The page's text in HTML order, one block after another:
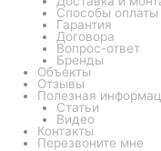
Способы оплаты
Гарантия
Договора
Вопрос-ответ
Бренды
Объекты
Отзывы
Полезная
Статьи
Видео
Контакты
Перезвоните мне